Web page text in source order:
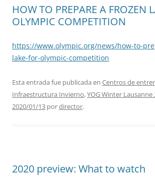
HOW TO PREPARE A FROZEN
OLYMPIC COMPETITION
https://www.olympic.org/news/how-to-
lake-for-olympic-competition
Esta entrada fue publicada en Centros de
Infraestructura Invierno,YOG Winter
2020/01/13 pordirector.
2020 preview: What to watch